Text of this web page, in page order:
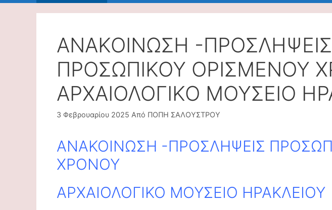
ΑΝΑΚΟΙΝΩΣΗ -ΠΡΟΣΛΗΨΕΙΣ
ΠΡΟΣΩΠΙΚΟΥ ΟΡΙΣΜΕΝΟΥ
ΑΡΧΑΙΟΛΟΓΙΚΟ ΜΟΥΣΕΙΟ
3 Φεβρουαρίου 2025 Από ΠΟΠΗ ΣΑΛΟΥΣΤΡΟΥ
ΑΝΑΚΟΙΝΩΣΗ -ΠΡΟΣΛΗΨΕΙΣ
ΧΡΟΝΟΥ
ΑΡΧΑΙΟΛΟΓΙΚΟ ΜΟΥΣΕΙΟ ΗΡΑΚΛΕΙΟΥ